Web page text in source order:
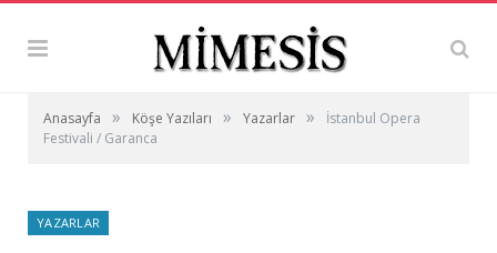
Anasayfa » Köşe Yazıları » Yazarlar »
İstanbul Opera
Festivali / Garanca
YAZARLAR